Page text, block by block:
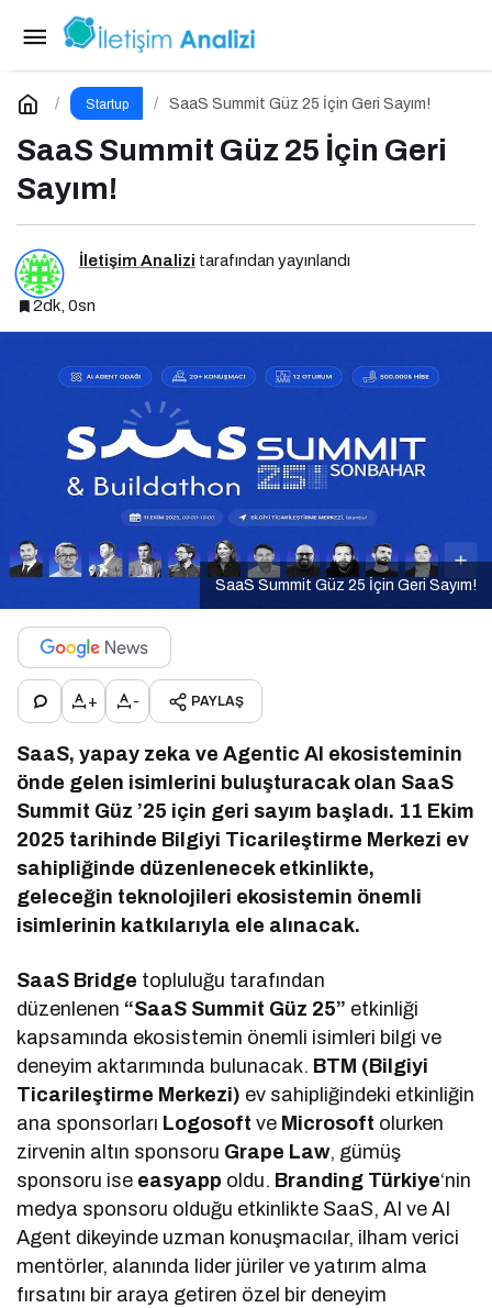
Startup SaaS Summit Güz 25 İçin Geri Sayım!
SaaS Summit Güz 25 İçin Geri
Sayım!
İletişim Analizi tarafından yayınlandı
2dk, 0sn
SaaS Summit Güz 25 İçin Geri Sayım!
+ - PAYLAŞ
SaaS, yapay zeka ve Agentic AI ekosisteminin
önde gelen isimlerini buluşturacak olan SaaS
Summit Güz ’25 için geri sayım başladı. 11 Ekim
2025 tarihinde Bilgiyi Ticarileştirme Merkezi ev
sahipliğinde düzenlenecek etkinlikte,
geleceğin teknolojileri ekosistemin önemli
isimlerinin katkılarıyla ele alınacak.
SaaS Bridge topluluğu tarafından
düzenlenen “SaaS Summit Güz 25” etkinliği
kapsamında ekosistemin önemli isimleri bilgi ve
deneyim aktarımında bulunacak. BTM (Bilgiyi
Ticarileştirme Merkezi) ev sahipliğindeki etkinliğin
ana sponsorları Logosoftve Microsoft olurken
zirvenin altın sponsoru Grape Law, gümüş
sponsoru ise easyapp oldu. Branding Türkiye‘nin
medya sponsoru olduğu etkinlikte SaaS, AI ve AI
Agent dikeyinde uzman konuşmacılar, ilham verici
mentörler, alanında lider jüriler ve yatırım alma
fırsatını bir araya getiren özel bir deneyim
Türkiye Girişimcilik Ekosistemini Küresel
Sahneye Taşıyan Buluşma
Yorum Yap